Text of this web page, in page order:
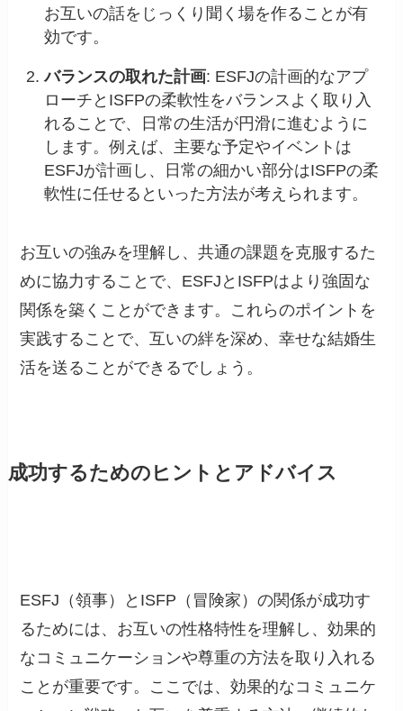
お互いの話をじっくり聞く場を作ることが有
効です。
バランスの取れた計画: ESFJの計画的なアプ
ローチとISFPの柔軟性をバランスよく取り入
れることで、日常の生活が円滑に進むように
します。例えば、主要な予定やイベントは
ESFJが計画し、日常の細かい部分はISFPの柔
軟性に任せるといった方法が考えられます。
お互いの強みを理解し、共通の課題を克服するた
めに協力することで、ESFJとISFPはより強固な
関係を築くことができます。これらのポイントを
実践することで、互いの絆を深め、幸せな結婚生
活を送ることができるでしょう。
成功するためのヒントとアドバイス
ESFJ（領事）とISFP（冒険家）の関係が成功す
るためには、お互いの性格特性を理解し、効果的
なコミュニケーションや尊重の方法を取り入れる
ことが重要です。ここでは、効果的なコミュニケ